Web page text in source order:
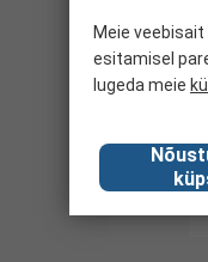
Meie
esitamisel
lugeda meie